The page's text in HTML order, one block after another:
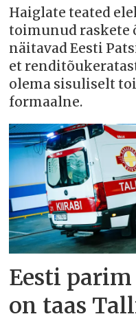
Haiglate teated
toimunud raskete
näitavad Eesti
et
olema sisuliselt
formaalne.
Eesti
on taas